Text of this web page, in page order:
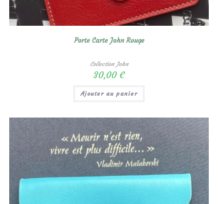
Porte Carte John Rouge
Collection John
30,00 €
Ajouter au panier